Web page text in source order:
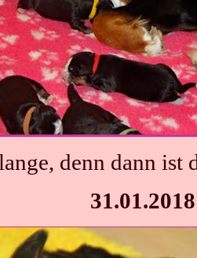
denn dann ist
31.01.2018